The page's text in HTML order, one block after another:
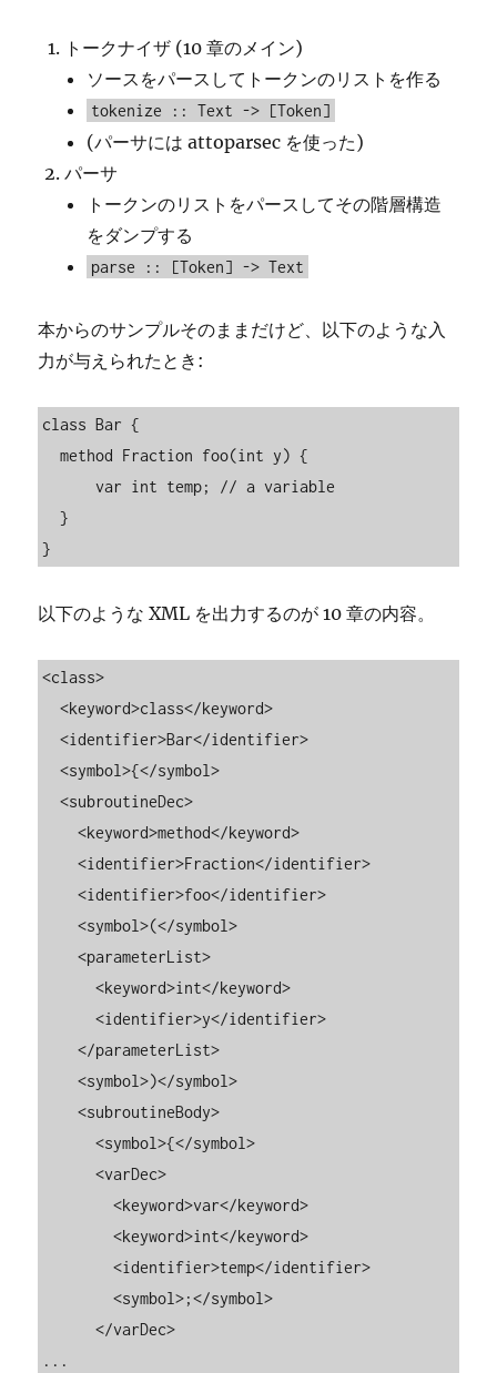
トークナイザ (10 章のメイン)
ソースをパースしてトークンのリストを作る
tokenize :: Text -> [Token]
(パーサには attoparsec を使った)
パーサ
トークンのリストをパースしてその階層構造
をダンプする
parse :: [Token] -> Text
本からのサンプルそのままだけど、以下のような入
力が与えられたとき:
class Bar {
  method Fraction foo(int y) {
      var int temp; // a variable
  }
}
以下のような XML を出力するのが 10 章の内容。
<class>
  <keyword>class</keyword>
  <identifier>Bar</identifier>
  <symbol>{</symbol>
  <subroutineDec>
    <keyword>method</keyword>
    <identifier>Fraction</identifier>
    <identifier>foo</identifier>
    <symbol>(</symbol>
    <parameterList>
      <keyword>int</keyword>
      <identifier>y</identifier>
    </parameterList>
    <symbol>)</symbol>
    <subroutineBody>
      <symbol>{</symbol>
      <varDec>
        <keyword>var</keyword>
        <keyword>int</keyword>
        <identifier>temp</identifier>
        <symbol>;</symbol>
      </varDec>
...